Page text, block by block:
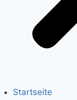
Startseite